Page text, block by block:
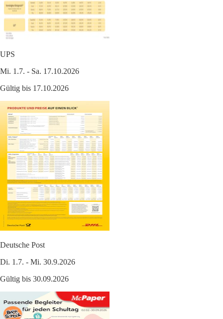
UPS
Mi. 1.7. - Sa. 17.10.2026
Gültig bis 17.10.2026
Deutsche Post
Di. 1.7. - Mi. 30.9.2026
Gültig bis 30.09.2026